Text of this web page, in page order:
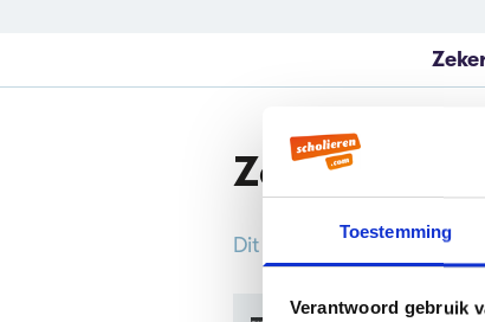
Toestemming
Verantwoord gebruik
Zeker
Dit boekverslag is